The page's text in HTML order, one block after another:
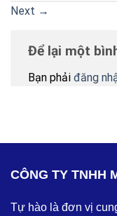
Next →
Để lại một
Bạn phải đăng
CÔNG TY TNHH
Tự hào là đơn vị